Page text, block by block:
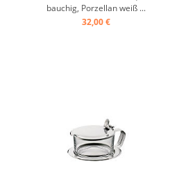
bauchig, Porzellan weiß ...
32,00 €